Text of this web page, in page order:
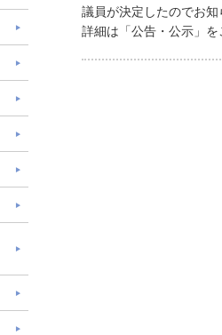
議員が決定したのでお
詳細は「公告・公示」